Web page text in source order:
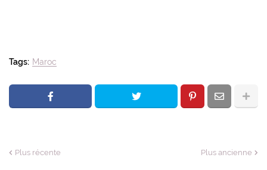
Tags: Maroc
Plus récente Plus ancienne